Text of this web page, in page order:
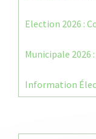
Election 2026 :
Municipale 2026
Information